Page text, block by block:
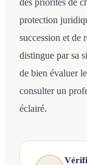
protection
succession et de
distingue par sa
de bien évaluer
consulter un
éclairé.